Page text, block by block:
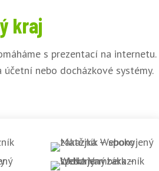
kraj
s prezentací na internetu.
nebo docházkové systémy.